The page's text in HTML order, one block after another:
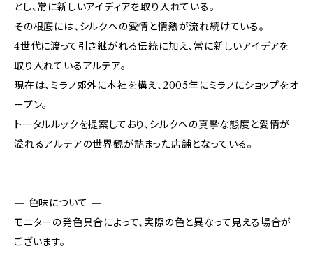
とし、常に新しいアイディアを取り入れている。
その根底には、シルクへの愛情と情熱が流れ続けている。
4世代に渡って引き継がれる伝統に加え、常に新しいアイデアを
取り入れているアルテア。
現在は、ミラノ郊外に本社を構え、2005年にミラノにショップをオ
ープン。
トータルルックを提案しており、シルクへの真摯な態度と愛情が
溢れるアルテアの世界観が詰まった店舗となっている。
— 色味について —
モニターの発色具合によって、実際の色と異なって見える場合が
ございます。